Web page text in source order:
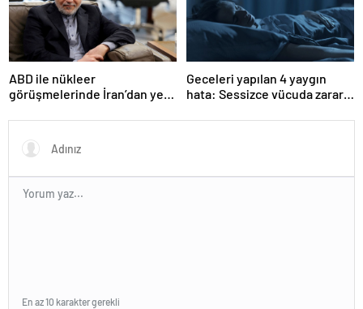
ABD ile nükleer
görüşmelerinde İran’dan yeni
Geceleri yapılan 4 yaygın
hata: Sessizce vücuda zarar
En az 10 karakter gerekli